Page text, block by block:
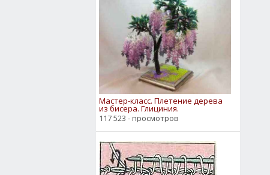
Мастер-класс. Плетение дерева
из бисера. Глициния.
117 523 - просмотров